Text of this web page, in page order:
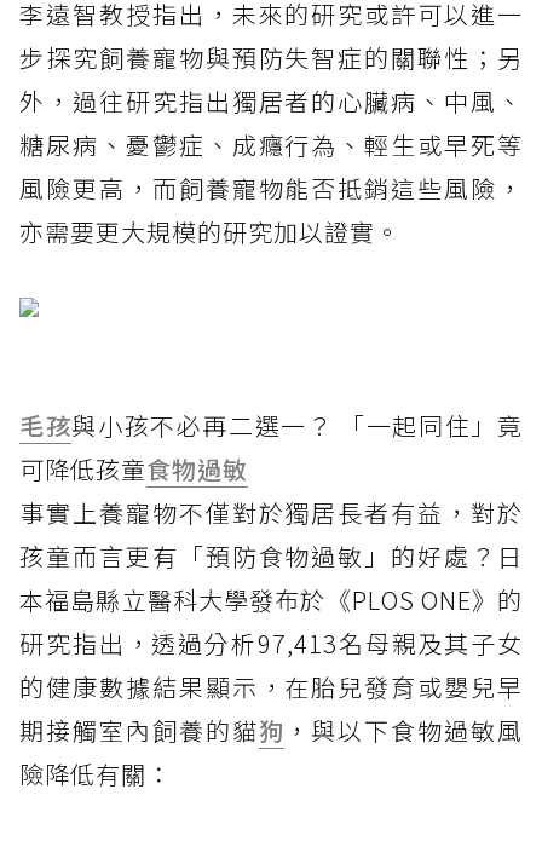
李遠智教授指出，未來的研究或許可以進一
步探究飼養寵物與預防失智症的關聯性；另
外，過往研究指出獨居者的心臟病、中風、
糖尿病、憂鬱症、成癮行為、輕生或早死等
風險更高，而飼養寵物能否抵銷這些風險，
亦需要更大規模的研究加以證實。
毛孩與小孩不必再二選一？ 「一起同住」竟
可降低孩童食物過敏
事實上養寵物不僅對於獨居長者有益，對於
孩童而言更有「預防食物過敏」的好處？日
本福島縣立醫科大學發布於《PLOS ONE》的
研究指出，透過分析97,413名母親及其子女
的健康數據結果顯示，在胎兒發育或嬰兒早
期接觸室內飼養的貓狗 ，與以下食物過敏風
險降低有關：